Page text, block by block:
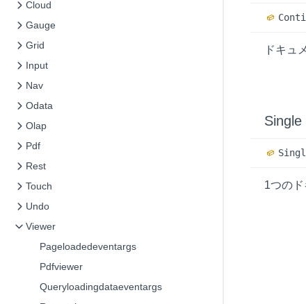
Cloud
Gauge
Grid
Input
Nav
Odata
Olap
Pdf
Rest
Touch
Undo
Viewer
Pageloadedeventargs
Pdfviewer
Queryloadingdataeventargs
ドキュ
Single
1つの